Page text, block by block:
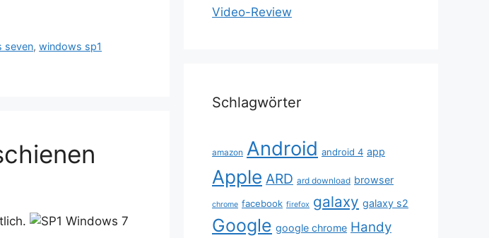
seven,windows sp1
Video-Review
Schlagwörter
amazon Android android 4 app
Apple ARD ard download browser
chrome facebook firefox galaxy galaxy s2
Google google chrome Handy